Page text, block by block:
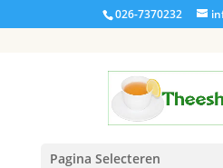
026-7370232
Pagina Selecteren